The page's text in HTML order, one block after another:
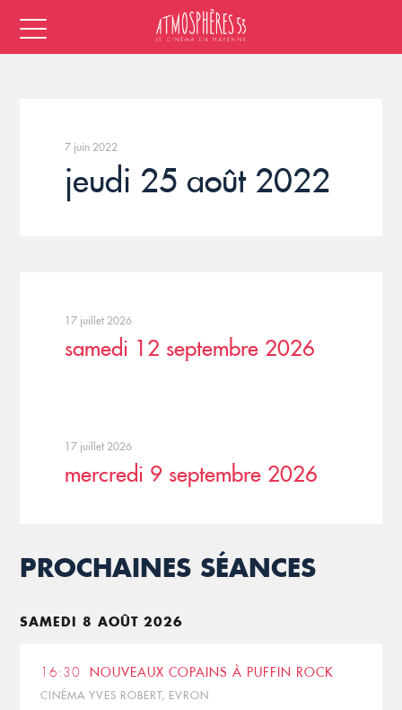
7 juin 2022
jeudi 25 août 2022
17 juillet 2026
samedi 12 septembre 2026
17 juillet 2026
mercredi 9 septembre 2026
PROCHAINES SÉANCES
SAMEDI 8 AOÛT 2026
16:30 NOUVEAUX COPAINS À PUFFIN ROCK
CINÉMA YVES ROBERT, EVRON